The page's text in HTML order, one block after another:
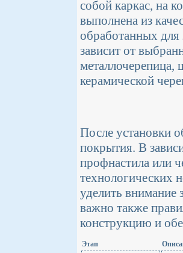
собой каркас, на
выполнена из
обработанных
зависит от
керамической
После установки
покрытия. В
профнастила или
технологических
уделить внимание
важно также
конструкцию и
Этап